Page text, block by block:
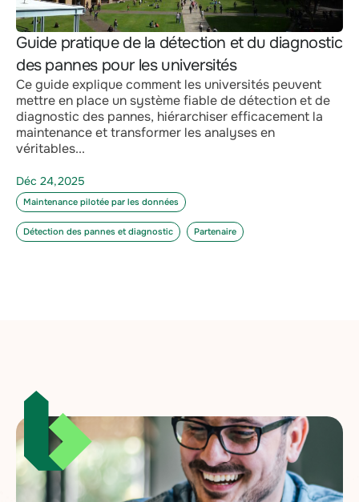
Guide pratique de la détection et du diagnostic
des pannes pour les universités
Ce guide explique comment les universités peuvent
mettre en place un système fiable de détection et de
diagnostic des pannes, hiérarchiser efficacement la
maintenance et transformer les analyses en
véritables...
Déc 24,2025
Maintenance pilotée par les données
Détection des pannes et diagnostic Partenaire